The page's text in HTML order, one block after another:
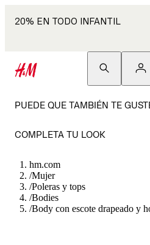
20% EN TODO INFANTIL
PUEDE QUE TAMBIÉN TE
COMPLETA TU LOOK
hm.com
/Mujer
/Poleras y tops
/Bodies
/Body con escote drapeado y